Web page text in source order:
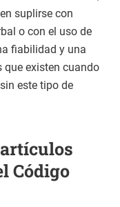
suplirse con
o con el uso de
fiabilidad y una
que existen cuando
este tipo de
Código